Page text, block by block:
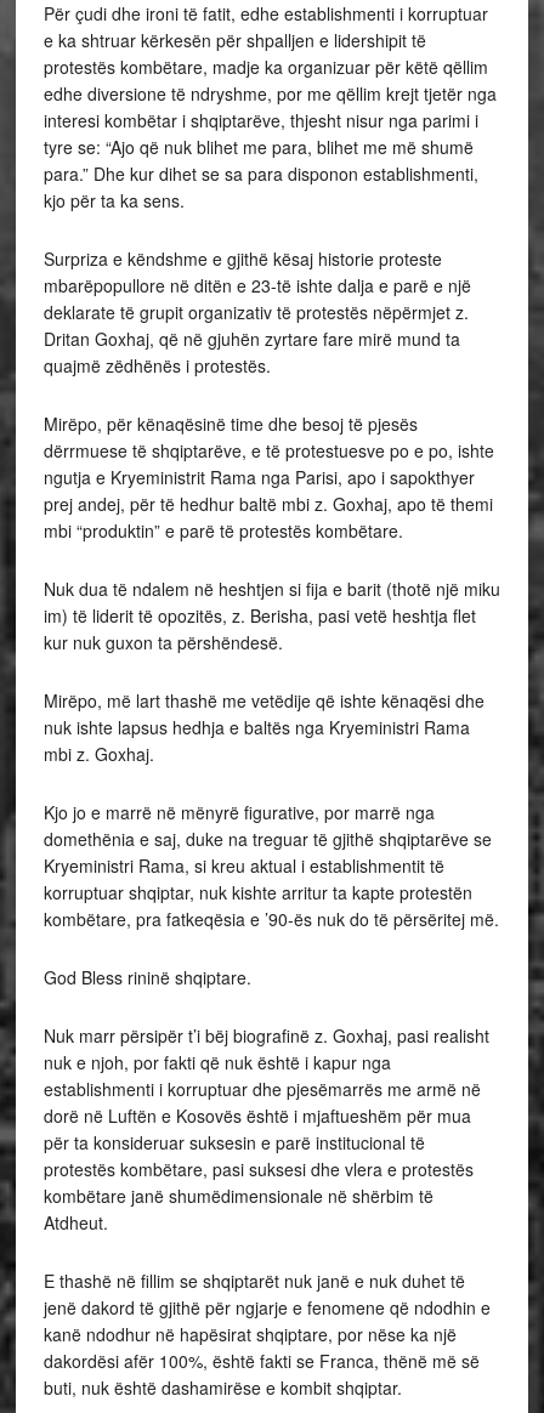
Për çudi dhe ironi të fatit, edhe establishmenti i korruptuar
e ka shtruar kërkesën për shpalljen e lidershipit të
protestës kombëtare, madje ka organizuar për këtë qëllim
edhe diversione të ndryshme, por me qëllim krejt tjetër nga
interesi kombëtar i shqiptarëve, thjesht nisur nga parimi i
tyre se: “Ajo që nuk blihet me para, blihet me më shumë
para.” Dhe kur dihet se sa para disponon establishmenti,
kjo për ta ka sens.
Surpriza e këndshme e gjithë kësaj historie proteste
mbarëpopullore në ditën e 23-të ishte dalja e parë e një
deklarate të grupit organizativ të protestës nëpërmjet z.
Dritan Goxhaj, që në gjuhën zyrtare fare mirë mund ta
quajmë zëdhënës i protestës.
Mirëpo, për kënaqësinë time dhe besoj të pjesës
dërrmuese të shqiptarëve, e të protestuesve po e po, ishte
ngutja e Kryeministrit Rama nga Parisi, apo i sapokthyer
prej andej, për të hedhur baltë mbi z. Goxhaj, apo të themi
mbi “produktin” e parë të protestës kombëtare.
Nuk dua të ndalem në heshtjen si fija e barit (thotë një miku
im) të liderit të opozitës, z. Berisha, pasi vetë heshtja flet
kur nuk guxon ta përshëndesë.
Mirëpo, më lart thashë me vetëdije që ishte kënaqësi dhe
nuk ishte lapsus hedhja e baltës nga Kryeministri Rama
mbi z. Goxhaj.
Kjo jo e marrë në mënyrë figurative, por marrë nga
domethënia e saj, duke na treguar të gjithë shqiptarëve se
Kryeministri Rama, si kreu aktual i establishmentit të
korruptuar shqiptar, nuk kishte arritur ta kapte protestën
kombëtare, pra fatkeqësia e ’90-ës nuk do të përsëritej më.
God Bless rininë shqiptare.
Nuk marr përsipër t’i bëj biografinë z. Goxhaj, pasi realisht
nuk e njoh, por fakti që nuk është i kapur nga
establishmenti i korruptuar dhe pjesëmarrës me armë në
dorë në Luftën e Kosovës është i mjaftueshëm për mua
për ta konsideruar suksesin e parë institucional të
protestës kombëtare, pasi suksesi dhe vlera e protestës
kombëtare janë shumëdimensionale në shërbim të
Atdheut.
E thashë në fillim se shqiptarët nuk janë e nuk duhet të
jenë dakord të gjithë për ngjarje e fenomene që ndodhin e
kanë ndodhur në hapësirat shqiptare, por nëse ka një
dakordësi afër 100%, është fakti se Franca, thënë më së
buti, nuk është dashamirëse e kombit shqiptar.